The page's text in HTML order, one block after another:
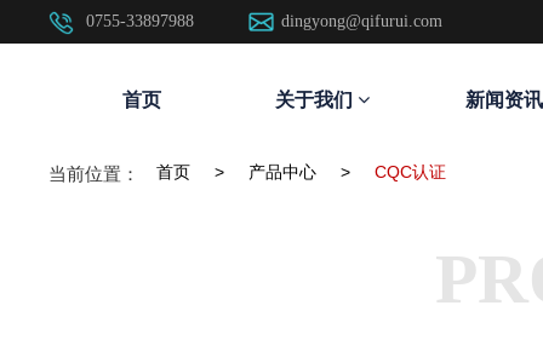
首页 关于我们 新闻资讯
0755-33897988 dingyong@qifurui.com
首页 > 产品中心 > CQC认证
当前位置：